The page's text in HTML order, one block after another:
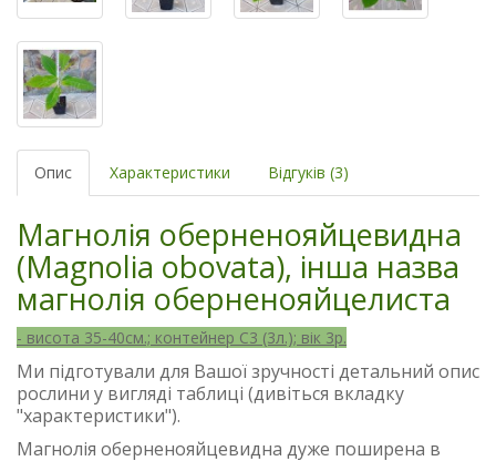
Опис Характеристики Відгуків (3)
Магнолія оберненояйцевидна
(Magnolia obovata), інша назва
магнолія оберненояйцелиста
- висота 35-40см.; контейнер С3 (3л.); вік 3р.
Ми підготували для Вашої зручності детальний опис
рослини у вигляді таблиці (дивіться вкладку
"характеристики").
Магнолія оберненояйцевидна дуже поширена в